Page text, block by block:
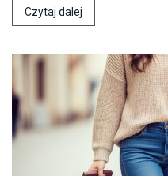
Czytaj dalej